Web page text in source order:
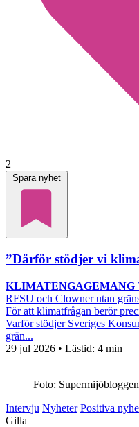
2
Spara nyhet
”Därför stödjer vi
KLIMATENGAGEMANG
RFSU och Clowner utan
För att klimatfrågan berör
Varför stödjer Sveriges
grän...
29 jul 2026 • Lästid: 4 min
Foto: Supermijöbloggen
Intervju Nyheter Positiva
Gilla